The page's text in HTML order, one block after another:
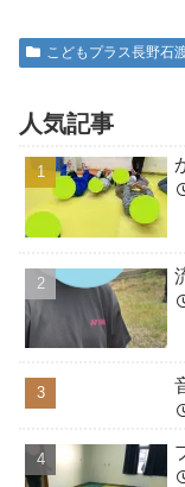
こどもプラス長野石
人気記事